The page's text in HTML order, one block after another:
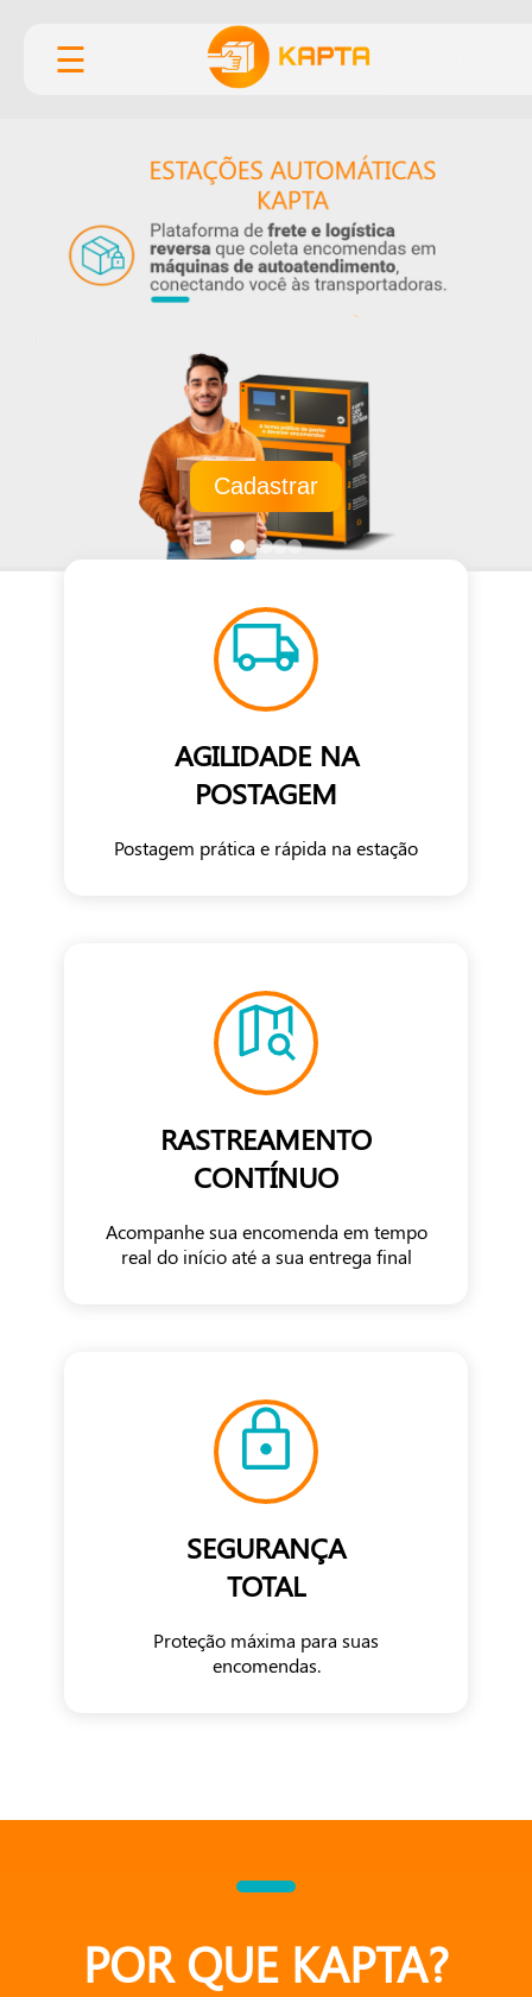
☰
Cadastrar
AGILIDADE NA
POSTAGEM
Postagem prática e rápida na estação
RASTREAMENTO
CONTÍNUO
Acompanhe sua encomenda em tempo
real do início até a sua entrega final
SEGURANÇA
TOTAL
Proteção máxima para suas
encomendas.
POR QUE KAPTA?